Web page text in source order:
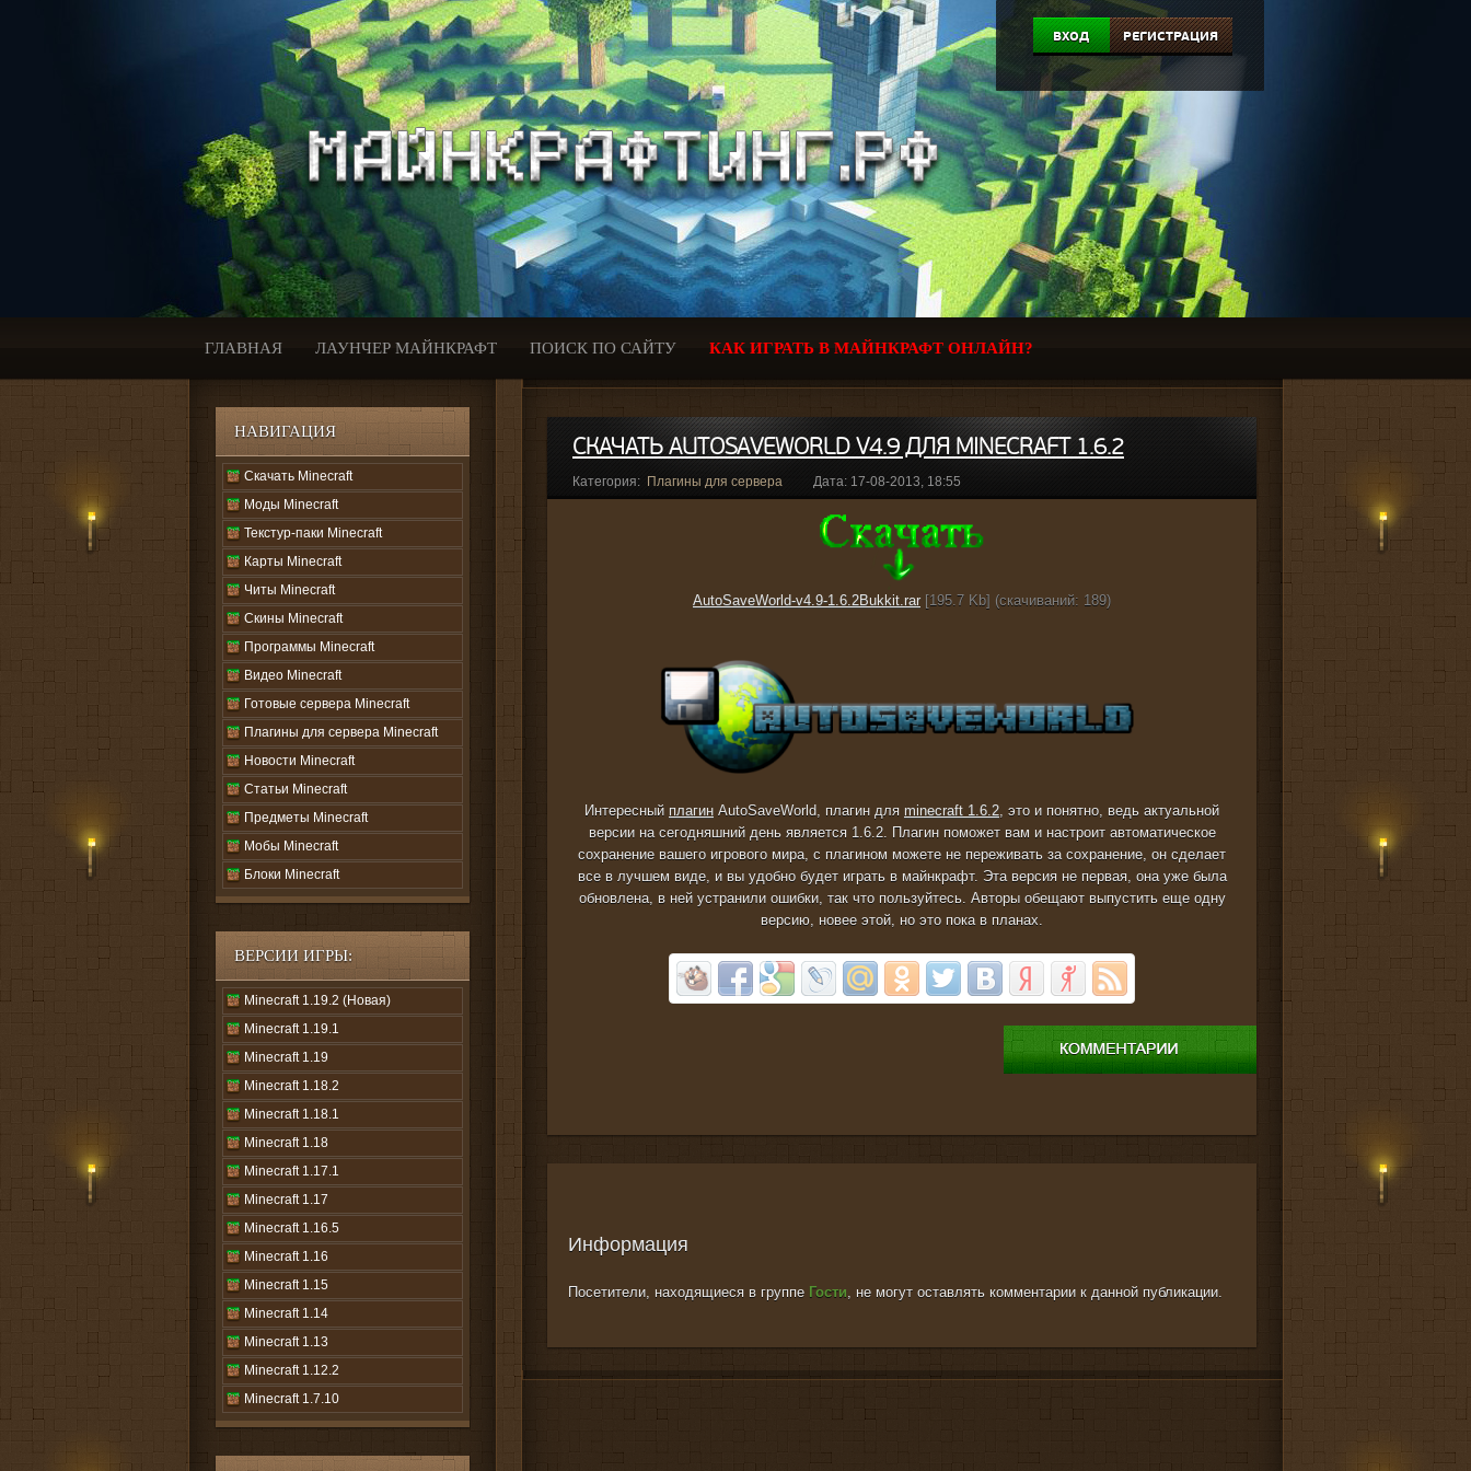
ВХОД РЕГИСТРАЦИЯ
ГЛАВНАЯ ЛАУНЧЕР МАЙНКРАФТ ПОИСК ПО САЙТУ КАК ИГРАТЬ В МАЙНКРАФТ ОНЛАЙН?
НАВИГАЦИЯ
Скачать Minecraft
Моды Minecraft
Текстур-паки Minecraft
Карты Minecraft
Читы Minecraft
Скины Minecraft
Программы Minecraft
Видео Minecraft
Готовые сервера Minecraft
Плагины для сервера Minecraft
Новости Minecraft
Статьи Minecraft
Предметы Minecraft
Мобы Minecraft
Блоки Minecraft
ВЕРСИИ ИГРЫ:
Minecraft 1.19.2 (Новая)
Minecraft 1.19.1
Minecraft 1.19
Minecraft 1.18.2
Minecraft 1.18.1
Minecraft 1.18
Minecraft 1.17.1
Minecraft 1.17
Minecraft 1.16.5
Minecraft 1.16
Minecraft 1.15
Minecraft 1.14
Minecraft 1.13
Minecraft 1.12.2
Minecraft 1.7.10
СКАЧАТЬ AUTOSAVEWORLD V4.9 ДЛЯ MINECRAFT 1.6.2
Категория: Плагины для сервера Дата: 17-08-2013, 18:55
AutoSaveWorld-v4.9-1.6.2Bukkit.rar [195.7 Kb] (cкачиваний: 189)
Интересный плагин AutoSaveWorld, плагин для minecraft 1.6.2, это и понятно, ведь актуальной
версии на сегодняшний день является 1.6.2. Плагин поможет вам и настроит автоматическое
сохранение вашего игрового мира, с плагином можете не переживать за сохранение, он сделает
все в лучшем виде, и вы удобно будет играть в майнкрафт. Эта версия не первая, она уже была
обновлена, в ней устранили ошибки, так что пользуйтесь. Авторы обещают выпустить еще одну
версию, новее этой, но это пока в планах.
Информация
Посетители, находящиеся в группе Гости, не могут оставлять комментарии к данной публикации.